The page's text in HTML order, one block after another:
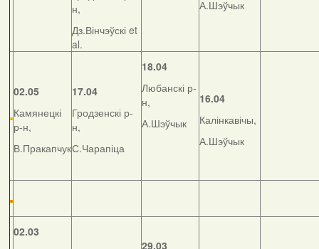
н,
Дз.Вінчэўскі et
al.
А.Шэўчык
02.05
Камянецкі
р-н,
В.Пракапчук
17.04
Гродзенскі р-
н,
С.Чарапіца
18.04
Любанскі р-
н,
А.Шэўчык
16.04
Калінкавічы,
А.Шэўчык
02.03
29.03